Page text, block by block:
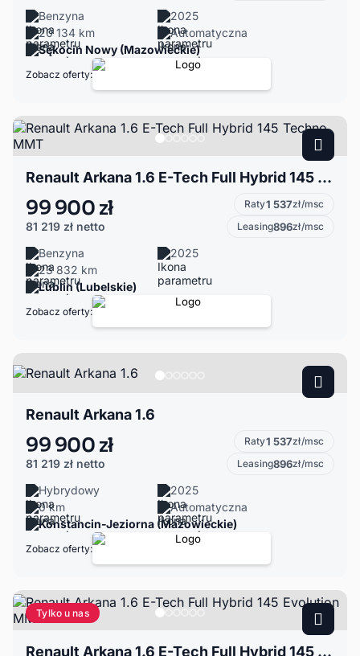
Benzyna
2025
20 134 km
Automatyczna
Sękocin Nowy (Mazowieckie)
Zobacz oferty:
Renault Arkana 1.6 E-Tech Full Hybrid 145 Techno MMT
99 900 zł
81 219 zł netto
Raty1 537zł/msc
Leasing896zł/msc
Benzyna
2025
23 832 km
Lublin (Lubelskie)
Zobacz oferty:
Renault Arkana 1.6
99 900 zł
81 219 zł netto
Raty1 537zł/msc
Leasing896zł/msc
Hybrydowy
2025
0 km
Automatyczna
Konstancin-Jeziorna (Mazowieckie)
Zobacz oferty:
Tylko u nas
Renault Arkana 1.6 E-Tech Full Hybrid 145 Evolution MMT